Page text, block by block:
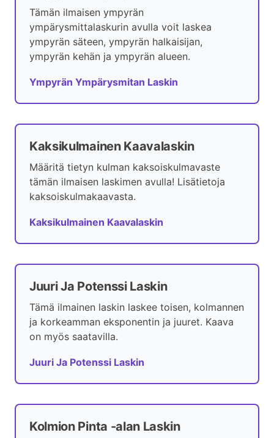
Tämän ilmaisen ympyrän
ympärysmittalaskurin avulla voit laskea
ympyrän säteen, ympyrän halkaisijan,
ympyrän kehän ja ympyrän alueen.
Ympyrän Ympärysmitan Laskin
Kaksikulmainen Kaavalaskin
Määritä tietyn kulman kaksoiskulmavaste
tämän ilmaisen laskimen avulla! Lisätietoja
kaksoiskulmakaavasta.
Kaksikulmainen Kaavalaskin
Juuri Ja Potenssi Laskin
Tämä ilmainen laskin laskee toisen, kolmannen
ja korkeamman eksponentin ja juuret. Kaava
on myös saatavilla.
Juuri Ja Potenssi Laskin
Kolmion Pinta -alan Laskin